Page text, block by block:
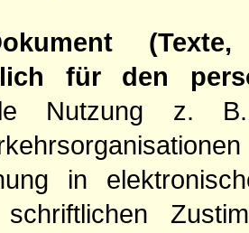
für den
Nutzung z.
in
schriftlichen